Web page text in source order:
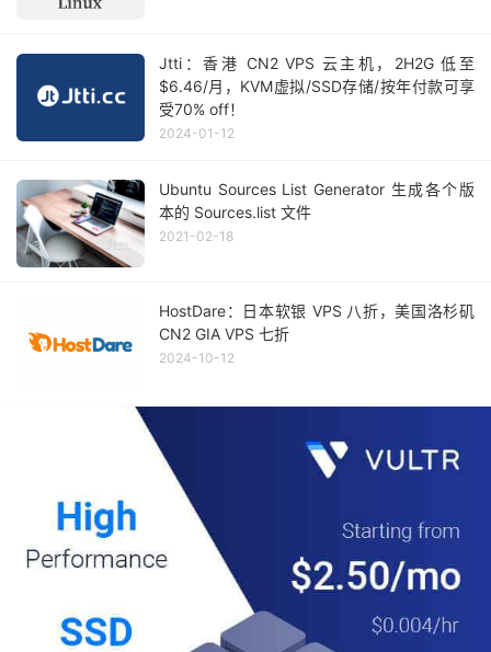
Jtti：香港 CN2 VPS 云主机，2H2G 低至
$6.46/月，KVM虚拟/SSD存储/按年付款可享
受70% off！
2024-01-12
Ubuntu Sources List Generator 生成各个版
本的 Sources.list 文件
2021-02-18
HostDare：日本软银 VPS 八折，美国洛杉矶
CN2 GIA VPS 七折
2024-10-12